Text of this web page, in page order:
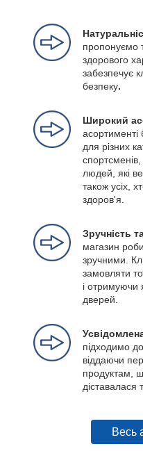
пропонуємо
здорового
забезпечує
безпеку.
Широкий
асортименті
для різних
людей, які
також усіх,
здоров'я.
Зручність
магазин
зручними.
замовляти
і отримуючи
дверей.
підходимо
віддаючи
продуктам,
діставалася
Весь